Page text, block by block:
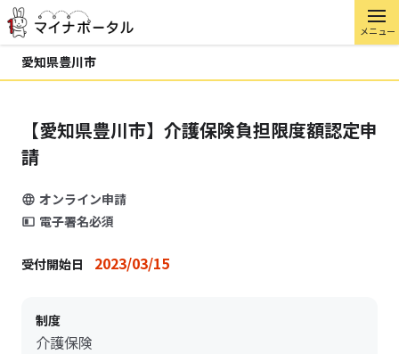
メニュー
愛知県豊川市
【愛知県豊川市】介護保険負担限度額認定申
請
オンライン申請
電子署名必須
受付開始日 2023/03/15
制度
介護保険